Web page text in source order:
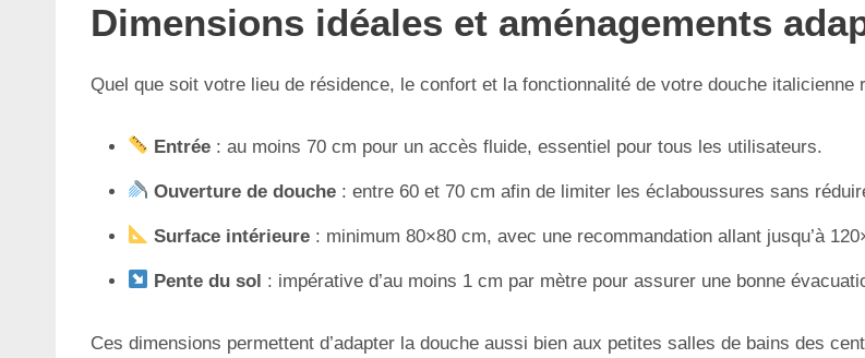
Dimensions idéales et aménagements
Quel que soit votre lieu de résidence, le confort et la fonctionnalité de votre douche
Entrée : au moins 70 cm pour un accès fluide, essentiel pour tous les utilisateurs.
Ouverture de douche : entre 60 et 70 cm afin de limiter les éclaboussures sans
Surface intérieure : minimum 80×80 cm, avec une recommandation allant jusqu’à
Pente du sol : impérative d’au moins 1 cm par mètre pour assurer une bonne
Ces dimensions permettent d’adapter la douche aussi bien aux petites salles de bains des